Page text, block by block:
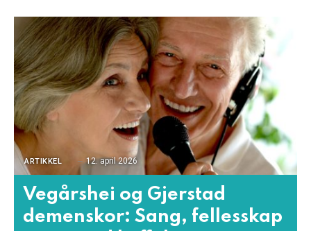
ARTIKKEL 12. april 2026
Vegårshei og Gjerstad
demenskor: Sang, fellesskap